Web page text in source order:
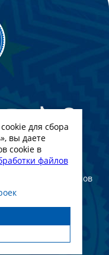
Минск. 2022
материалов
Динамо Минск
сайта -
для сбора
вы даете
cookie в
файлов